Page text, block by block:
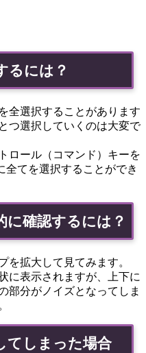
るには？
全選択することがあります
つ選択していくのは大変で
ロール（コマンド）キーを
てを選択することができ
に確認するには？
を拡大して見てみます。
に表示されますが、上下に
部分がノイズとなってしま
てしまった場合